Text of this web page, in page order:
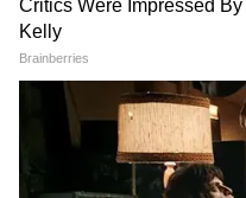
एक निवेश मंच नहीं है,
अवसरों से जोड़ने वाला
नेताओं, निवेशकों और
विचारों को
में बदलने का आग्रह
RECOMMENDED